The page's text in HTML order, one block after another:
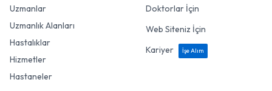
Uzmanlar
Uzmanlık Alanları
Hastalıklar
Hizmetler
Hastaneler
Doktorlar İçin
Web Siteniz İçin
Kariyer
İşe Alım